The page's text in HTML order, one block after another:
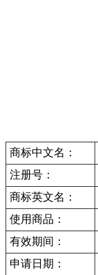
商标中文名：
注册号：
商标英文名：
使用商品：
有效期间：
申请日期：